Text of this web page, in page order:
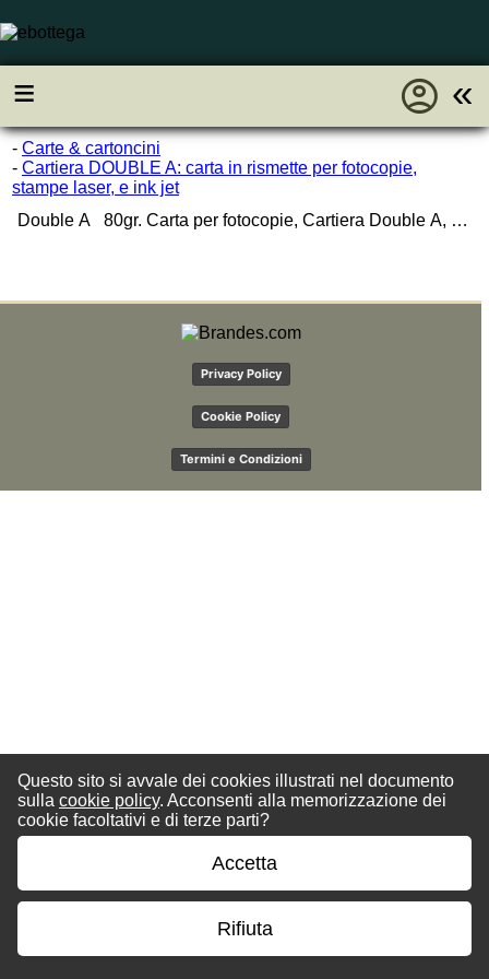
Questo sito si avvale dei cookies illustrati nel documento
sulla cookie policy. Acconsenti alla memorizzazione dei
cookie facoltativi e di terze parti?
Accetta
Rifiuta
≡ «
account_circle
- Carte & cartoncini
- Cartiera DOUBLE A: carta in rismette per fotocopie,
stampe laser, e ink jet
Double A 80gr. Carta per fotocopie, Cartiera Double A, 80 grammi, Double A
Privacy Policy
Cookie Policy
Termini e Condizioni